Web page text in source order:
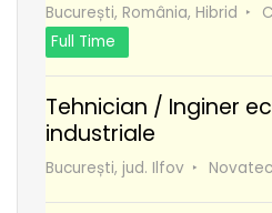
București, România, Hibrid
Full Time
Tehnician / Inginer
industriale
București, jud. Ilfov